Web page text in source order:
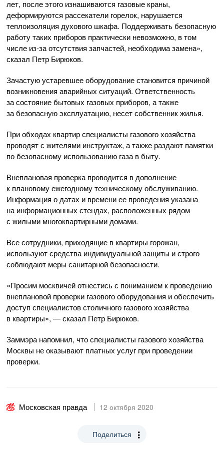
лет, после этого изнашиваются газовые краны,
деформируются рассекатели горелок, нарушается
теплоизоляция духового шкафа. Поддерживать безопасную
работу таких приборов практически невозможно, в том
числе из-заотсутствия запчастей, необходима замена»,
сказал Петр Бирюков.
Зачастую устаревшее оборудование становится причиной
возникновения аварийных ситуаций. Ответственность
за состояние бытовых газовых приборов, а также
за безопасную эксплуатацию, несет собственник жилья.
При обходах квартир специалисты газового хозяйства
проводят с жителями инструктаж, а также раздают памятки
по безопасному использованию газа в быту.
Внеплановая проверка проводится в дополнение
к плановому ежегодному техническому обслуживанию.
Информация о датах и времени ее проведения указана
на информационных стендах, расположенных рядом
с жилыми многоквартирными домами.
Все сотрудники, приходящие в квартиры горожан,
используют средства индивидуальной защиты и строго
соблюдают меры санитарной безопасности.
«Просим москвичей отнестись с пониманием к проведению
внеплановой проверки газового оборудования и обеспечить
доступ специалистов столичного газового хозяйства
в квартиры», — сказал Петр Бирюков.
Заммэра напомнил, что специалисты газового хозяйства
Москвы не оказывают платных услуг при проведении
проверки.
Московская правда 12 октября 2020
Поделиться